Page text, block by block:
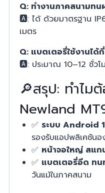
Q: ทำงานภาคสนามทน
🅰️: ได้ ด้วยมาตรฐาน
เมตร
Q: แบตเตอรี่ใช้งานได้
🅰️: ประมาณ 10–12 ชั่วโ
🔎สรุป: ทำไม
Newland
✅ ระบบ Android
รองรับแอปพลิเคชัน
✅ หน้าจอใหญ่ สแก
✅ แบตเตอรี่อึด ทน
วันแม้ในภาคสนาม